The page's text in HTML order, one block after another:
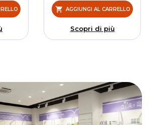
AGGIUNGI AL CARRELLO
Scopri di più